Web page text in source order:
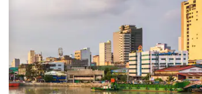
करें या टच या फिर स्वाइप जेस्चर का इस्तेमाल करके एक्सप्लोर करें।